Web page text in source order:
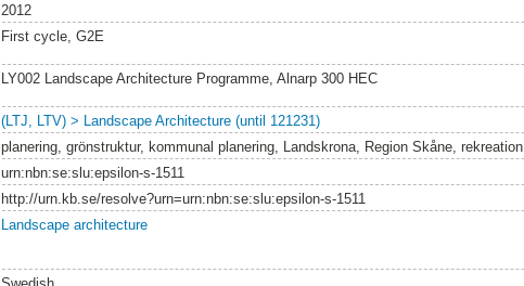
2012
First cycle, G2E
LY002 Landscape Architecture Programme, Alnarp 300 HEC
(LTJ, LTV) > Landscape Architecture (until 121231)
planering, grönstruktur, kommunal planering, Landskrona, Region Skåne, rekreation
urn:nbn:se:slu:epsilon-s-1511
http://urn.kb.se/resolve?urn=urn:nbn:se:slu:epsilon-s-1511
Landscape architecture